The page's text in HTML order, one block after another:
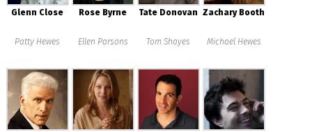
Glenn Close
Patty Hewes
Rose Byrne
Ellen Parsons
Tate Donovan
Tom Shayes
Zachary Booth
Michael Hewes